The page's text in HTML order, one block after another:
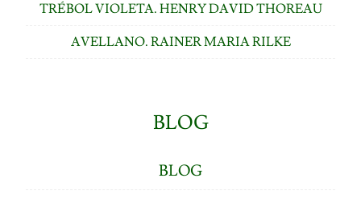
TRÉBOL VIOLETA. HENRY DAVID THOREAU
AVELLANO. RAINER MARIA RILKE
BLOG
BLOG